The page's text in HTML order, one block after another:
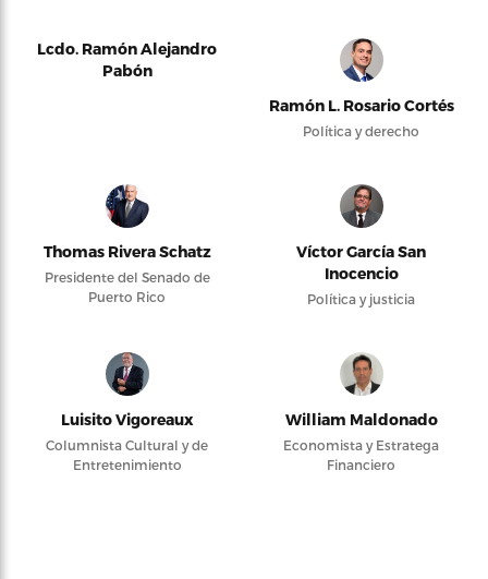
Lcdo. Ramón Alejandro
Pabón
Ramón L. Rosario Cortés
Política y derecho
Thomas Rivera Schatz
Presidente del Senado de
Puerto Rico
Víctor García San
Inocencio
Política y justicia
Luisito Vigoreaux
Columnista Cultural y de
Entretenimiento
William Maldonado
Economista y Estratega
Financiero